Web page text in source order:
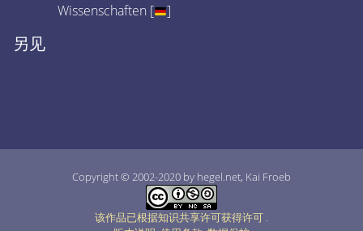
Wissenschaften [
]
另见
Copyright © 2002-2020 by hegel.net, Kai Froeb
该作品已根据知识共享许可获得许可 .